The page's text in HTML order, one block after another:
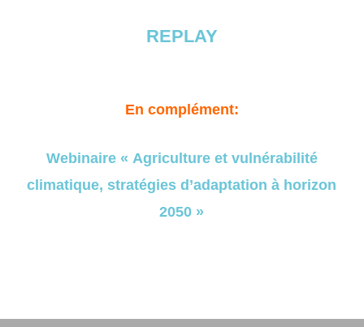
REPLAY
En complément:
Webinaire « Agriculture et vulnérabilité
climatique, stratégies d’adaptation à horizon
2050 »